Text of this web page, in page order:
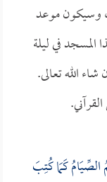
وسيكون موعد
المسجد في ليلة
الله تعالى.
الصِّيَامُ كَمَا كُتِبَ